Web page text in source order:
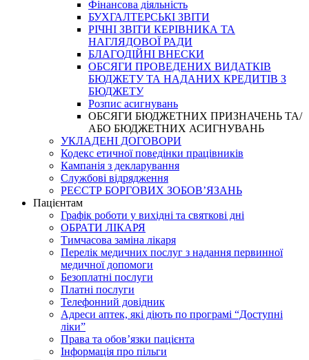
Фінансова діяльність
БУХГАЛТЕРСЬКІ ЗВІТИ
РІЧНІ ЗВІТИ КЕРІВНИКА ТА
НАГЛЯДОВОЇ РАДИ
БЛАГОДІЙНІ ВНЕСКИ
ОБСЯГИ ПРОВЕДЕНИХ ВИДАТКІВ
БЮДЖЕТУ ТА НАДАНИХ КРЕДИТІВ З
БЮДЖЕТУ
Розпис асигнувань
ОБСЯГИ БЮДЖЕТНИХ ПРИЗНАЧЕНЬ ТА/
АБО БЮДЖЕТНИХ АСИГНУВАНЬ
УКЛАДЕНІ ДОГОВОРИ
Кодекс етичної поведінки працівників
Кампанія з декларування
Службові відрядження
РЕЄСТР БОРГОВИХ ЗОБОВ’ЯЗАНЬ
Пацієнтам
Графік роботи у вихідні та святкові дні
ОБРАТИ ЛІКАРЯ
Тимчасова заміна лікаря
Перелік медичних послуг з надання первинної
медичної допомоги
Безоплатні послуги
Платні послуги
Телефонний довідник
Адреси аптек, які діють по програмі “Доступні
ліки”
Права та обов’язки пацієнта
Інформація про пільги